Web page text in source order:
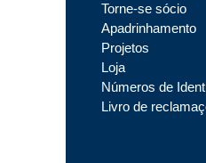
Torne-se sócio
Apadrinhamento
Projetos
Loja
Números de
Livro de